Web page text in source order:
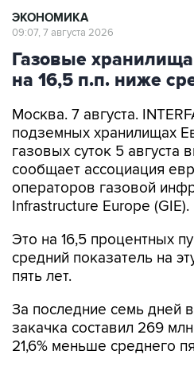
ЭКОНОМИКА
09:07, 7 августа 2026
Газовые
на 16,5 п.п. ниже
Москва. 7 августа.
подземных хранилищах
газовых суток 5 августа
сообщает ассоциация
операторов газовой
Infrastructure Europe (GIE).
Это на 16,5 процентных
средний показатель на
пять лет.
За последние семь дней
закачка составил 269
21,6% меньше среднего